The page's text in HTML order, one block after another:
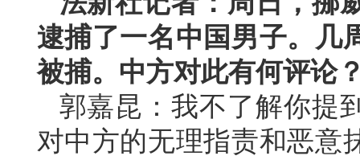
逮捕了一名中国男子。几
被捕。中方对此有何评论
郭嘉昆：我不了解你提
对中方的无理指责和恶意